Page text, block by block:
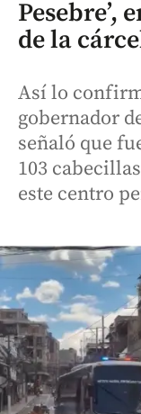
Pesebre’,
de la
Así lo
gobernador
señaló que
103
este centro